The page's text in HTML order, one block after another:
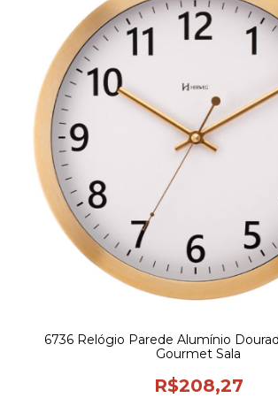
6736 Relógio Parede Alumínio
Gourmet Sala
R$208,27